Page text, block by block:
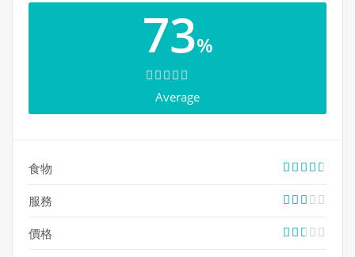
地址: 8333 Kennedy Road, Unit 1073, Markham , ON L3R
73%
Average
食物
服務
價格